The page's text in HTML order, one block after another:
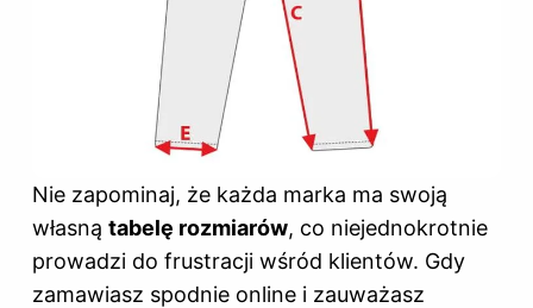
Nie zapominaj, że każda marka ma swoją
własną tabelę rozmiarów, co niejednokrotnie
prowadzi do frustracji wśród klientów. Gdy
zamawiasz spodnie online i zauważasz